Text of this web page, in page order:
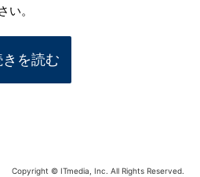
い。
きを読む
Copyright © ITmedia, Inc. All Rights Reserved.